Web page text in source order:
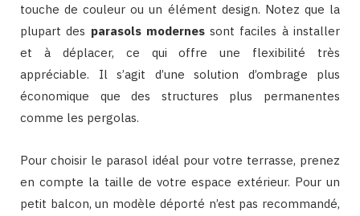
touche de couleur ou un élément design. Notez que la
plupart des parasols modernessont faciles à installer
et à déplacer, ce qui offre une flexibilité très
appréciable. Il s’agit d’une solution d’ombrage plus
économique que des structures plus permanentes
comme les pergolas.
Pour choisir le parasol idéal pour votre terrasse, prenez
en compte la taille de votre espace extérieur. Pour un
petit balcon, un modèle déporté n’est pas recommandé,